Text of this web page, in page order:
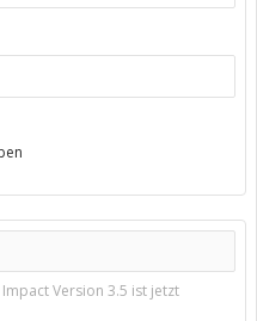
Version 3.5 ist jetzt